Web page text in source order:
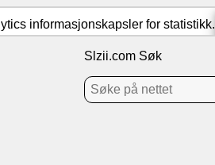
informasjonskapsler for statistikk.
Slzii.com Søk